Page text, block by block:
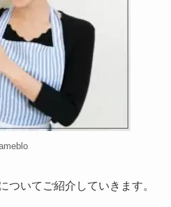
ついてご紹介していきます。